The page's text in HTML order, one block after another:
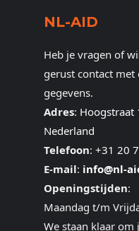
NL-AID
Heb je vragen of
gerust contact met
gegevens.
Adres: Hoogstraat
Nederland
Telefoon: +31 20
E-mail: info@nl-
Openingstijden:
Maandag t/m
We staan klaar om